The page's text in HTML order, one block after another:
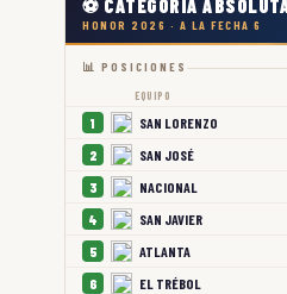
⚽ CATEGORÍA
HONOR 2026 · A LA FECHA 6
📊 POSICIONES
EQUIPO
1 SAN LORENZO
2 SAN JOSÉ
3 NACIONAL
4 SAN JAVIER
5 ATLANTA
6 EL TRÉBOL